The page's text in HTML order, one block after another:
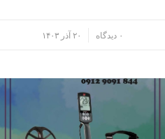
۰ دیدگاه ۲۰ آذر ۱۴۰۳